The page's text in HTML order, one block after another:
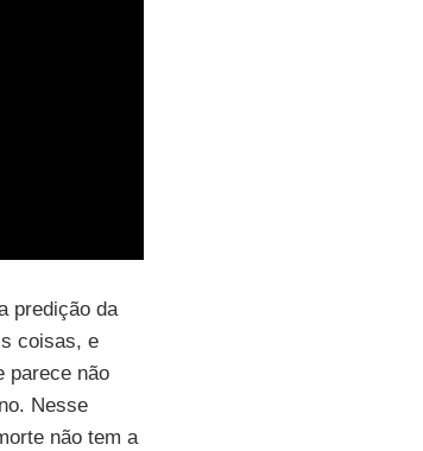
predição da
coisas, e
parece não
Nesse
não tem a